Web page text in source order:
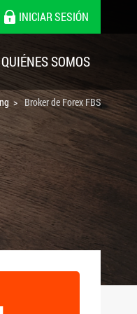
INICIAR SESIÓN
QUIÉNES SOMOS
Broker de Forex FBS